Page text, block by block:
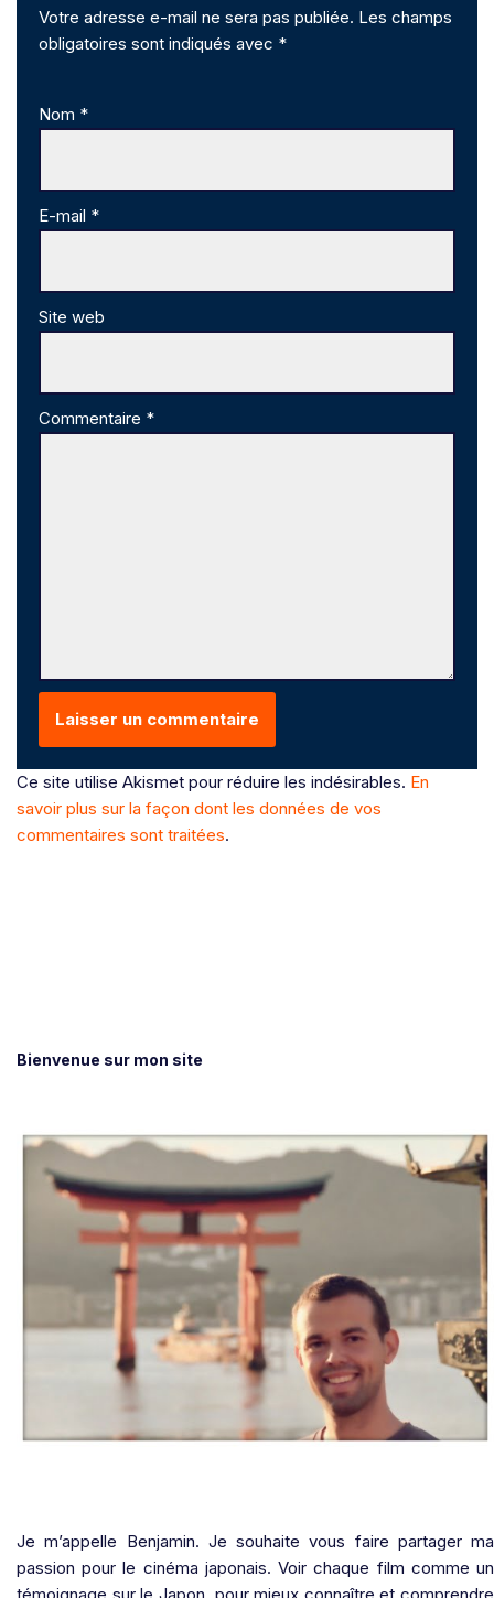
Votre adresse e-mail ne sera pas publiée. Les champs
obligatoires sont indiqués avec *
Nom *
E-mail *
Site web
Commentaire *
Ce site utilise Akismet pour réduire les indésirables. En
savoir plus sur la façon dont les données de vos
commentaires sont traitées.
Bienvenue sur mon site
Je m’appelle Benjamin. Je souhaite vous faire partager ma
passion pour le cinéma japonais. Voir chaque film comme un